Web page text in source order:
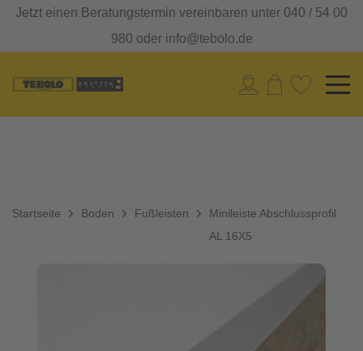
Jetzt einen Beratungstermin vereinbaren unter 040 / 54 00
980 oder info@tebolo.de
Startseite Boden Fußleisten
Minileiste Abschlussprofil
AL 16X5